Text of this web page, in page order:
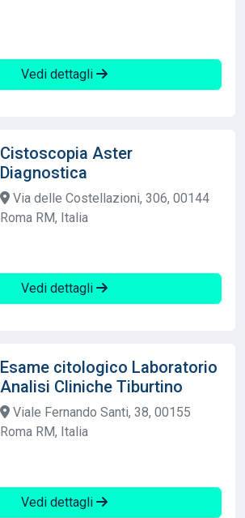
Vedi dettagli
Cistoscopia Aster
Diagnostica
Via delle Costellazioni, 306, 00144
Roma RM, Italia
Vedi dettagli
Esame citologico Laboratorio
Analisi Cliniche Tiburtino
Viale Fernando Santi, 38, 00155
Roma RM, Italia
Vedi dettagli